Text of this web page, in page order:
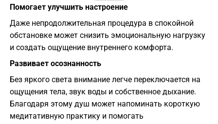
Помогает улучшить настроение
Даже непродолжительная процедура в спокойной
обстановке может снизить эмоциональную нагрузку
и создать ощущение внутреннего комфорта.
Развивает осознанность
Без яркого света внимание легче переключается на
ощущения тела, звук воды и собственное дыхание.
Благодаря этому душ может напоминать короткую
медитативную практику и помогать